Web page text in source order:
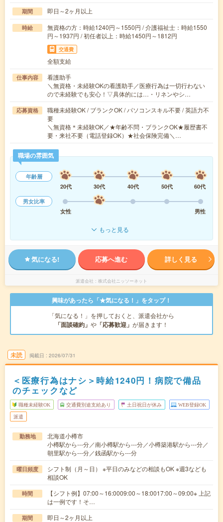
期間 即日～2ヶ月以上
時給
無資格の方：時給1240円～1550円 / 介護福祉士：時給1550
円～1937円 / 初任者以上：時給1450円～1812円
交通費
全額支給
仕事内容
看護助手
＼無資格・未経験OKの看護助手／医療行為は一切行わない
ので未経験でも安心！▽具体的には…・リネンやシ…
応募資格
職種未経験OK / ブランクOK / パソコンスキル不要 / 英語力不
要
＼無資格＊未経験OK／★年齢不問・ブランクOK★履歴書不
要・来社不要（電話登録OK）★社会保険完備＼…
職場の雰囲気
年齢層
20代
30代 40代 50代
60代
男女比率
女性
男性
もっと見る
気になる! 応募へ進む 詳しく見る
派遣会社 株式会社ニッソーネット
興味があったら「★気になる！」をタップ！
「気になる！」を押しておくと、派遣会社から
「面談確約」 や 「応募歓迎」 が届きます！
未読 掲載日 2026/07/31
＜医療行為はナシ＞時給1240円！病院で備品
のチェックなど
職種未経験OK 交通費別途支給あり 土日祝日が休み WEB登録OK
派遣
勤務地
北海道小樽市
小樽駅から---分／南小樽駅から---分／小樽築港駅から---分／
朝里駅から---分／銭函駅から---分
曜日頻度
シフト制（月～日） ※平日のみなどの相談もOK ※週3なども
相談OK
時間
【シフト例】07:00～16:0009:00～18:0017:00～09:00※ 上記
は一例です！そ…
期間 即日～2ヶ月以上